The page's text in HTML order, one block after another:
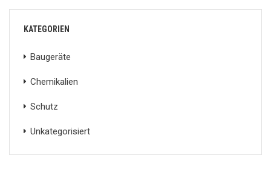
KATEGORIEN
Baugeräte
Chemikalien
Schutz
Unkategorisiert